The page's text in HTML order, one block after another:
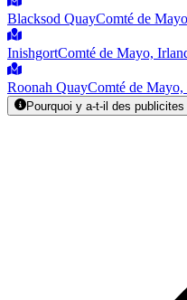
Blacksod QuayComté de
InishgortComté de Mayo,
Roonah QuayComté de Mayo,
Pourquoi y a-t-il des publicites